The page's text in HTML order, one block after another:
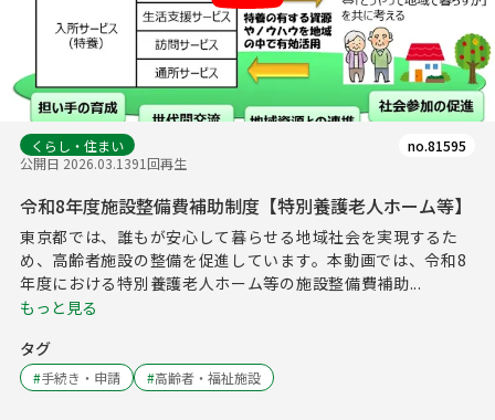
くらし・住まい
公開日 2026.03.1391回再生
no.81595
令和8年度施設整備費補助制度【特別養護老人ホーム等】
東京都では、誰もが安心して暮らせる地域社会を実現するた
め、高齢者施設の整備を促進しています。本動画では、令和8
年度における特別養護老人ホーム等の施設整備費補助...
もっと見る
タグ
#手続き・申請 #高齢者・福祉施設